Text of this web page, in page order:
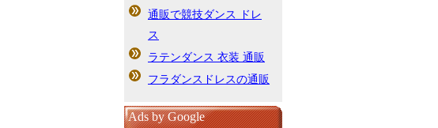
通販で競技ダンス ドレ
ス
ラテンダンス 衣装 通販
フラダンスドレスの通販
Ads by Google